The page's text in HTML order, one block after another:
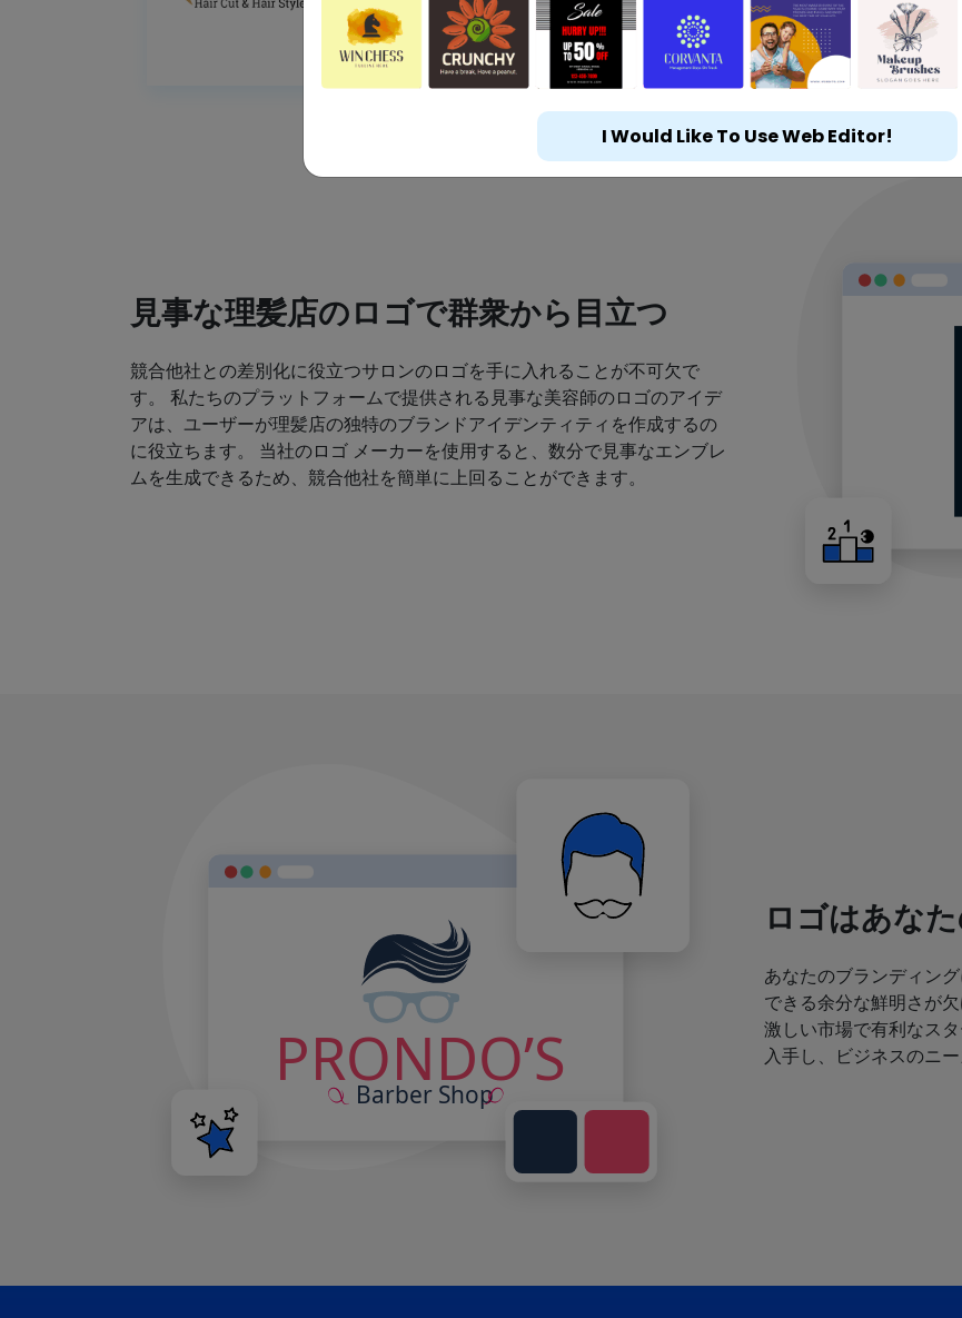
見事な理髪店のロゴで群衆から目立つ
競合他社との差別化に役立つサロンのロゴを手に入れることが不可欠で
す。 私たちのプラットフォームで提供される見事な美容師のロゴのアイデ
アは、ユーザーが理髪店の独特のブランドアイデンティティを作成するの
に役立ちます。 当社のロゴ メーカーを使用すると、数分で見事なエンブレ
ムを生成できるため、競合他社を簡単に上回ることができます。
ロゴはあな
あなたのブランディン
できる余分な鮮明さが
激しい市場で有利なス
入手し、ビジネスのニ
I Would Like To Use Web Editor!